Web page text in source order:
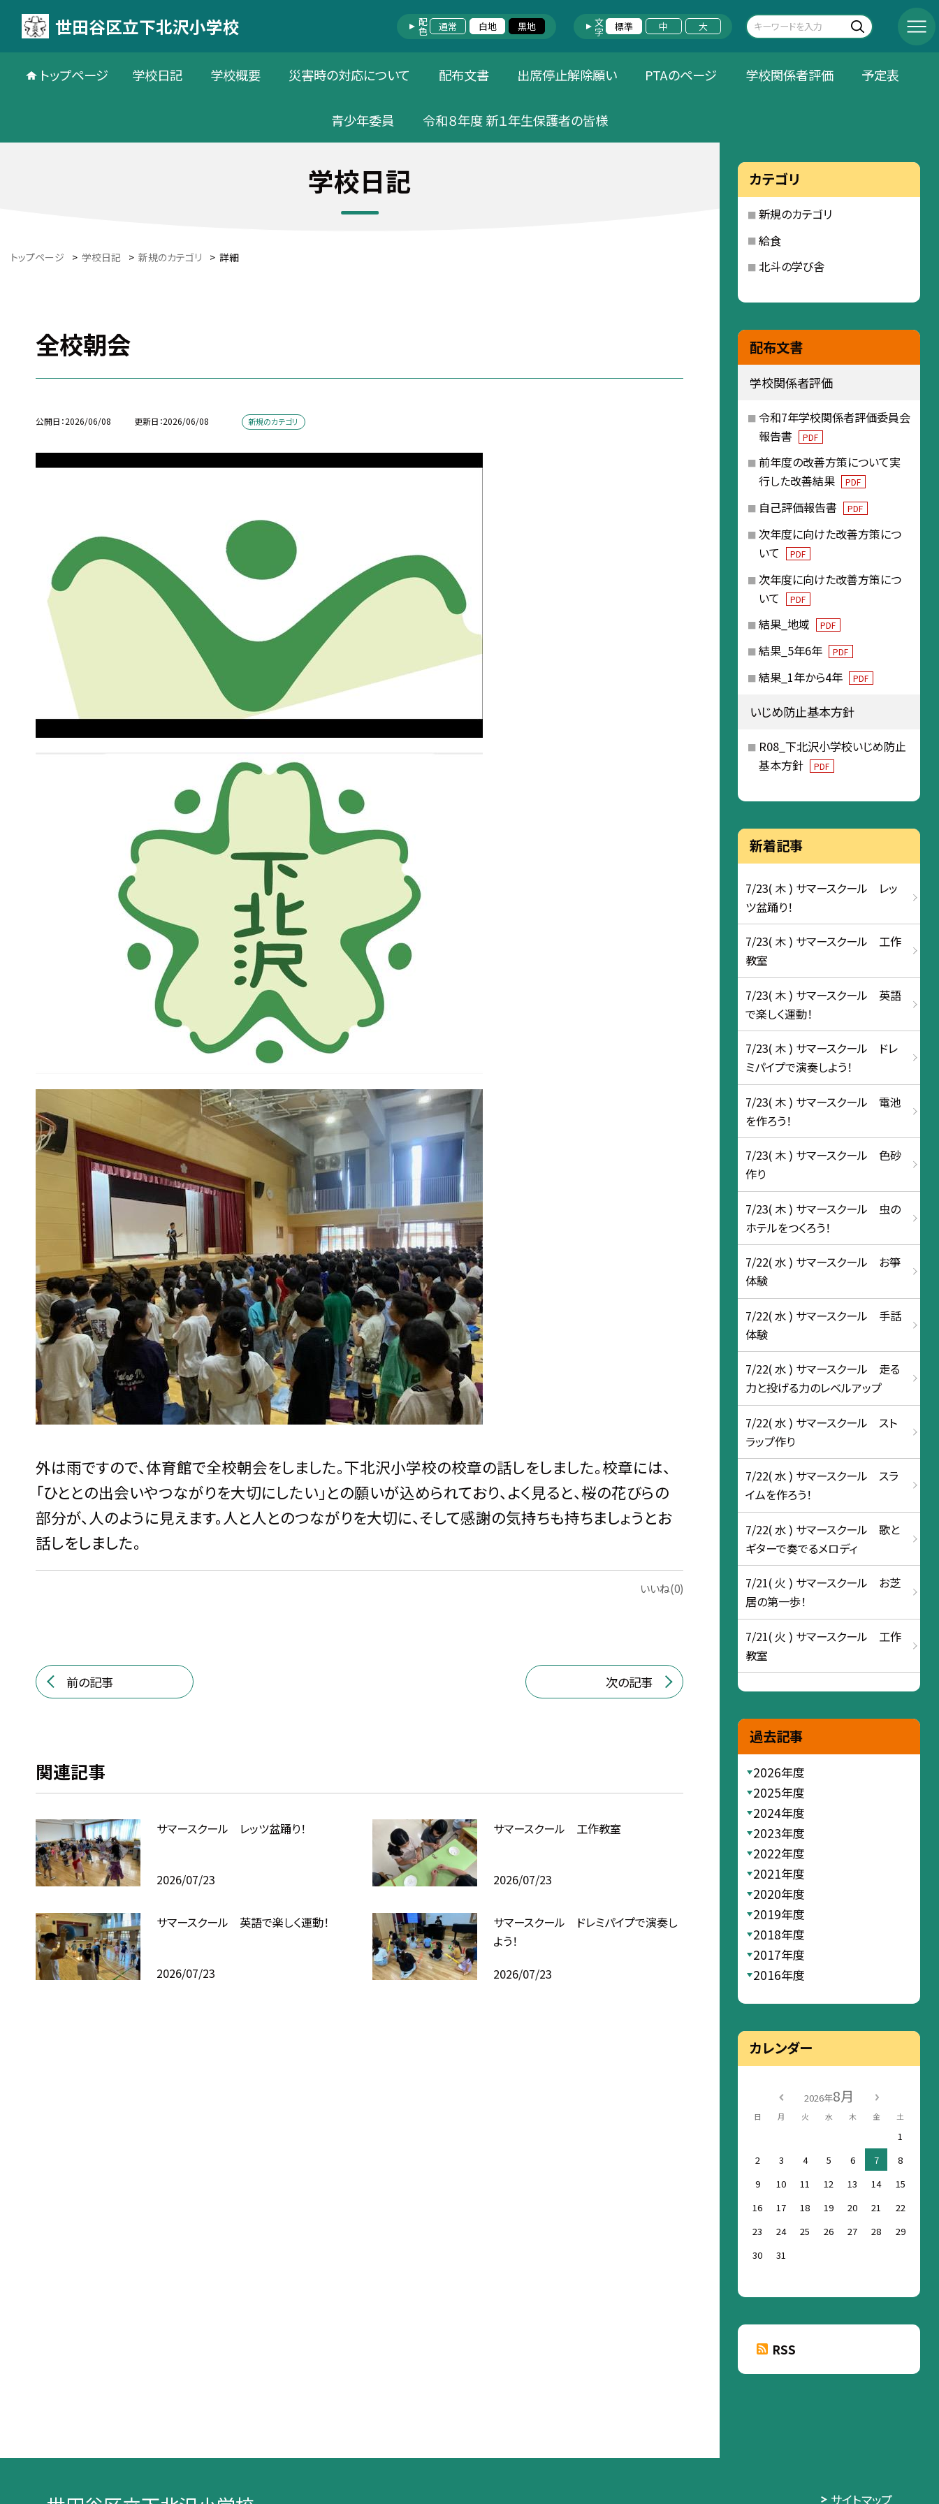
世田谷区立下北沢小学校 配色 通常 白地 黒地 文字 標準 中 大
トップページ 学校日記 学校概要 災害時の対応について 配布文書 出席停止解除願い PTAのページ 学校関係者評価 予定表
青少年委員 令和８年度 新１年生保護者の皆様
学校日記
トップページ > 学校日記 > 新規のカテゴリ > 詳細
全校朝会
公開日 2026/06/08 更新日 2026/06/08 新規のカテゴリ
外は雨ですので、体育館で全校朝会をしました。下北沢小学校の校章の話しをしました。校章には、
「ひととの出会いやつながりを大切にしたい」との願いが込められており、よく見ると、桜の花びらの
部分が、人のように見えます。人と人とのつながりを大切に、そして感謝の気持ちも持ちましょうとお
話しをしました。
いいね(0)
前の記事 次の記事
関連記事
サマースクール レッツ盆踊り！
2026/07/23
サマースクール 工作教室
2026/07/23
サマースクール 英語で楽しく運動！
2026/07/23
サマースクール ドレミパイプで演奏し
よう！
2026/07/23
カテゴリ
新規のカテゴリ
給食
北斗の学び舎
配布文書
学校関係者評価
令和7年学校関係者評価委員会
報告書
PDF
前年度の改善方策について実
行した改善結果
PDF
自己評価報告書 PDF
次年度に向けた改善方策につ
いて
PDF
次年度に向けた改善方策につ
いて
PDF
結果_地域 PDF
結果_5年6年 PDF
結果_1年から4年 PDF
いじめ防止基本方針
R08_下北沢小学校いじめ防止
基本方針
PDF
新着記事
7/23( 木 ) サマースクール レッ
ツ盆踊り！
7/23( 木 ) サマースクール 工作
教室
7/23( 木 ) サマースクール 英語
で楽しく運動！
7/23( 木 ) サマースクール ドレ
ミパイプで演奏しよう！
7/23( 木 ) サマースクール 電池
を作ろう！
7/23( 木 ) サマースクール 色砂
作り
7/23( 木 ) サマースクール 虫の
ホテルをつくろう！
7/22( 水 ) サマースクール お箏
体験
7/22( 水 ) サマースクール 手話
体験
7/22( 水 ) サマースクール 走る
力と投げる力のレベルアップ
7/22( 水 ) サマースクール スト
ラップ作り
7/22( 水 ) サマースクール スラ
イムを作ろう！
7/22( 水 ) サマースクール 歌と
ギターで奏でるメロディ
7/21( 火 ) サマースクール お芝
居の第一歩！
7/21( 火 ) サマースクール 工作
教室
過去記事
2026年度
2025年度
2024年度
2023年度
2022年度
2021年度
2020年度
2019年度
2018年度
2017年度
2016年度
カレンダー
2026年8月
日 月 火 水 木 金 土
1
2
3 4 5 6 7
8
9
10 11 12 13 14
15
16
17 18 19 20 21
22
23
24 25 26 27 28
29
30
31
RSS
サイトマップ